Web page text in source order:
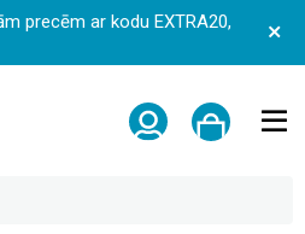
precēm ar kodu EXTRA20,